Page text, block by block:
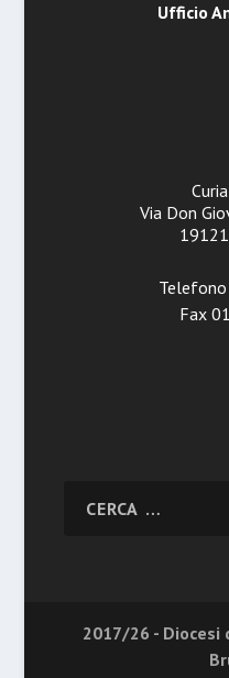
Ufficio
Via Don
Fax
2017/26 - Diocesi